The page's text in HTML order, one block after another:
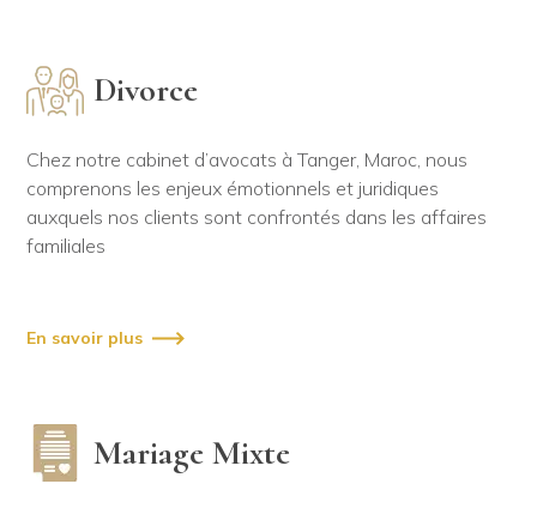
Divorce
Chez notre cabinet d’avocats à Tanger, Maroc, nous
comprenons les enjeux émotionnels et juridiques
auxquels nos clients sont confrontés dans les affaires
familiales
En savoir plus
Mariage Mixte